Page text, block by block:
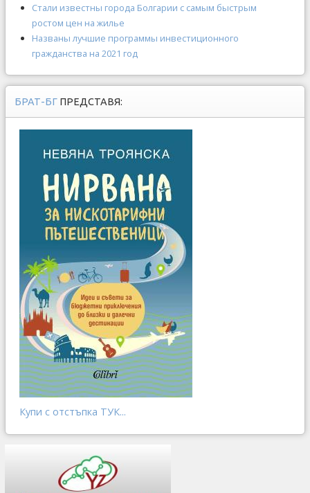
Стали известны города Болгарии с самым быстрым
ростом цен на жилье
Названы лучшие программы инвестиционного
гражданства на 2021 год
БРАТ-БГ ПРЕДСТАВЯ:
Купи с отстъпка ТУК...